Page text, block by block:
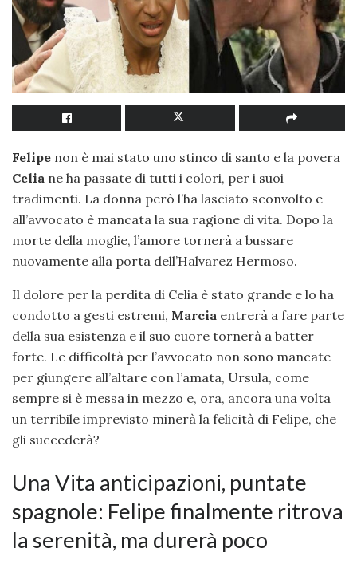
Felipe non è mai stato uno stinco di santo e la povera
Celia ne ha passate di tutti i colori, per i suoi
tradimenti. La donna però l’ha lasciato sconvolto e
all’avvocato è mancata la sua ragione di vita. Dopo la
morte della moglie, l’amore tornerà a bussare
nuovamente alla porta dell’Halvarez Hermoso.
Il dolore per la perdita di Celia è stato grande e lo ha
condotto a gesti estremi, Marcia entrerà a fare parte
della sua esistenza e il suo cuore tornerà a batter
forte. Le difficoltà per l’avvocato non sono mancate
per giungere all’altare con l’amata, Ursula, come
sempre si è messa in mezzo e, ora, ancora una volta
un terribile imprevisto minerà la felicità di Felipe, che
gli succederà?
Una Vita anticipazioni, puntate
spagnole: Felipe finalmente ritrova
la serenità, ma durerà poco